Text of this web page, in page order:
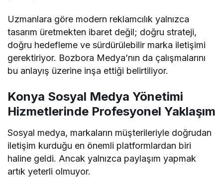
Uzmanlara göre modern reklamcılık yalnızca
tasarım üretmekten ibaret değil; doğru strateji,
doğru hedefleme ve sürdürülebilir marka iletişimi
gerektiriyor. Bozbora Medya’nın da çalışmalarını
bu anlayış üzerine inşa ettiği belirtiliyor.
Konya Sosyal Medya Yönetimi
Hizmetlerinde Profesyonel Yaklaşım
Sosyal medya, markaların müşterileriyle doğrudan
iletişim kurduğu en önemli platformlardan biri
haline geldi. Ancak yalnızca paylaşım yapmak
artık yeterli olmuyor.